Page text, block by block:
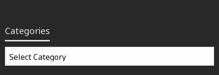
Categories
Categories